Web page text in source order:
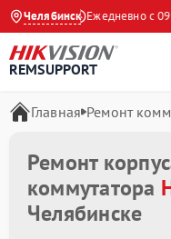
Челябинск
на Яндекс Ежедневно с
REMSUPPORT
Главная Ремонт
Ремонт
коммутатора
Челябинске